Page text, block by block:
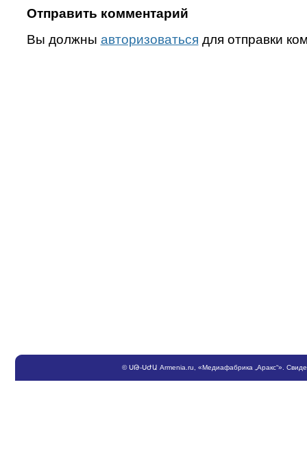
Отправить комментарий
Вы должны авторизоваться для отправки
©ՍԹ-ՍԺԱ Armenia.ru , «Медиафабрика „Аракс“».